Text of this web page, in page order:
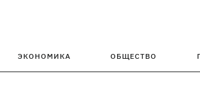
ЭКОНОМИКА ОБЩЕСТВО